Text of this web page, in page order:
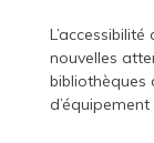
nouvelles
bibliothèques